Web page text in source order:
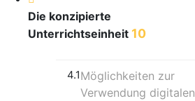
Die konzipierte
Unterrichtseinheit 10
4.1Möglichkeiten zur
Verwendung digitalen